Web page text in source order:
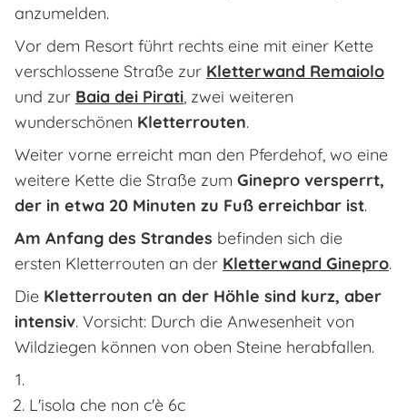
anzumelden.
Vor dem Resort führt rechts eine mit einer Kette
verschlossene Straße zur Kletterwand Remaiolo
und zur Baia dei Pirati, zwei weiteren
wunderschönen Kletterrouten.
Weiter vorne erreicht man den Pferdehof, wo eine
weitere Kette die Straße zum Ginepro versperrt,
der in etwa 20 Minuten zu Fuß erreichbar ist.
Am Anfang des Strandes befinden sich die
ersten Kletterrouten an der Kletterwand Ginepro.
Die Kletterrouten an der Höhle sind kurz, aber
intensiv. Vorsicht: Durch die Anwesenheit von
Wildziegen können von oben Steine herabfallen.
L'isola che non c'è 6c